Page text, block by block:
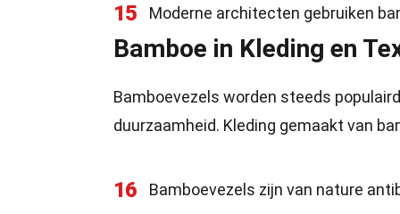
15 Moderne architecten gebruiken
Bamboe in Kleding en
Bamboevezels worden steeds
duurzaamheid. Kleding gemaakt van
16 Bamboevezels zijn van nature